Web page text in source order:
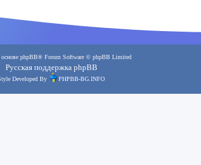
phpBB® Forum Software © phpBB Limited
Русская поддержка phpBB
Developed By PHPBB-BG.INFO